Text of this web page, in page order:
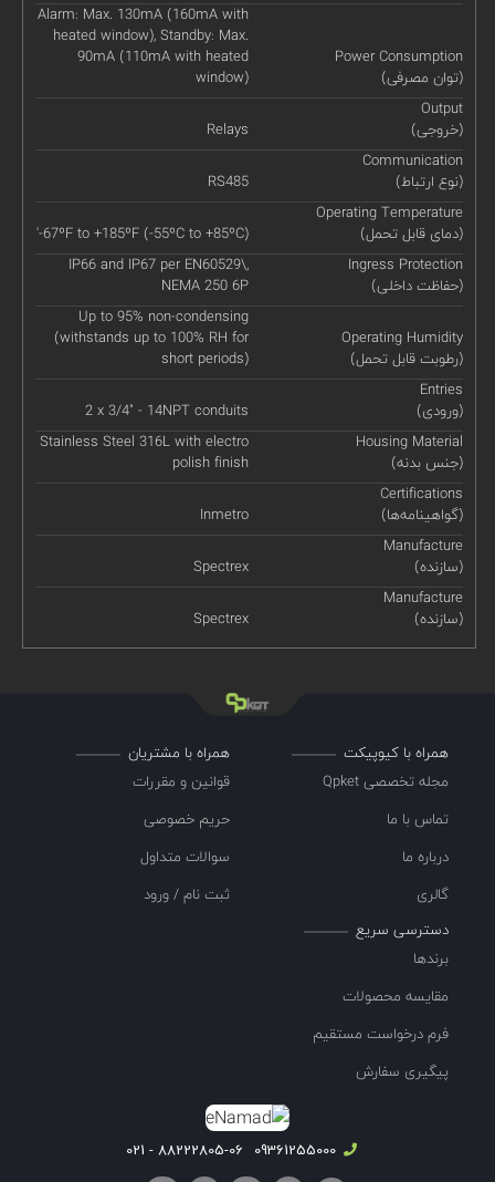
Power Consumption
(توان مصرفی)
Alarm: Max. 130mA (160mA with
heated window), Standby: Max.
90mA (110mA with heated
window)
Output
(خروجی)
Relays
Communication
(نوع ارتباط)
RS485
Operating Temperature
(دمای قابل تحمل)
'-67ºF to +185ºF (-55ºC to +85ºC)
Ingress Protection
(حفاظت داخلی)
IP66 and IP67 per EN60529\,
NEMA 250 6P
Operating Humidity
(رطوبت قابل تحمل)
Up to 95% non-condensing
(withstands up to 100% RH for
short periods)
Entries
(ورودی)
2 x 3/4" - 14NPT conduits
Housing Material
(جنس بدنه)
Stainless Steel 316L with electro
polish finish
Certifications
(گواهینامه‌ها)
Inmetro
Manufacture
(سازنده)
Spectrex
Manufacture
(سازنده)
Spectrex
همراه با کیوپیکت
مجله تخصصی Qpket
تماس با ما
درباره ما
گالری
همراه با مشتریان
قوانین و مقررات
حریم خصوصی
سوالات متداول
ثبت نام / ورود
دسترسی سریع
برندها
مقایسه محصولات
فرم درخواست مستقیم
پیگیری سفارش
09361255000
88222805-06 - 021